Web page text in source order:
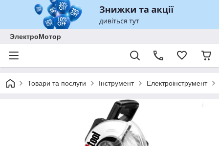
ЭлектроМотор
Товари та послуги Інструмент Електроінструмент